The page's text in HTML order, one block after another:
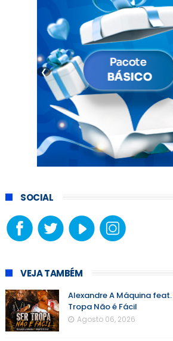
❮
SOCIAL
VEJA TAMBÉM
Alexandre A Máquina
Tropa Não é Fácil
Agosto 06, 2026